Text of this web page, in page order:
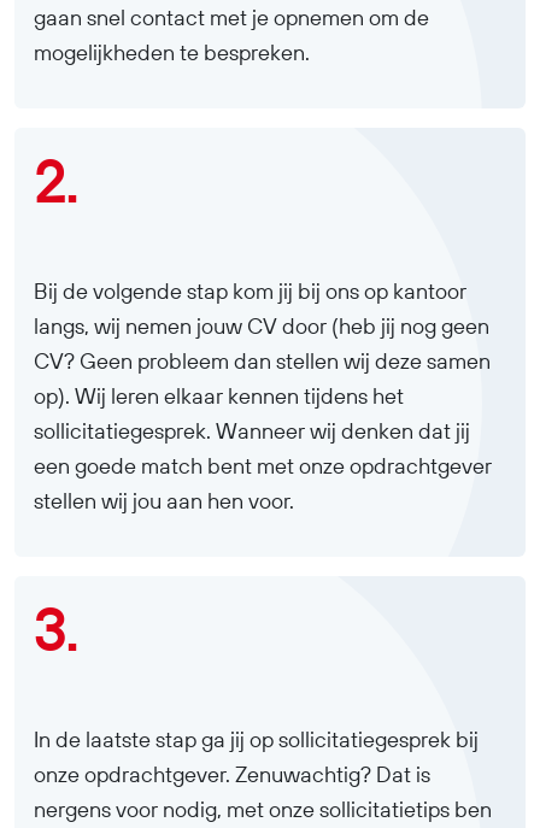
gaan snel contact met je opnemen om de
mogelijkheden te bespreken.
2.
Bij de volgende stap kom jij bij ons op kantoor
langs, wij nemen jouw CV door (heb jij nog geen
CV? Geen probleem dan stellen wij deze samen
op). Wij leren elkaar kennen tijdens het
sollicitatiegesprek. Wanneer wij denken dat jij
een goede match bent met onze opdrachtgever
stellen wij jou aan hen voor.
3.
In de laatste stap ga jij op sollicitatiegesprek bij
onze opdrachtgever. Zenuwachtig? Dat is
nergens voor nodig, met onze sollicitatietips ben